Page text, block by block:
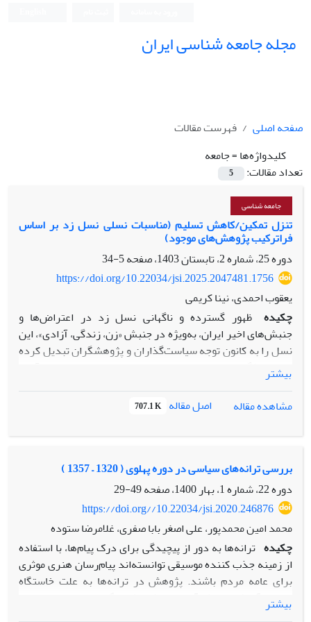
مجله جامعه شناسی ایران
صفحه اصلی
فهرست مقالات
کلیدواژه‌ها =جامعه
تعداد مقالات:
5
جامعه شناسی
تنزل تمکین/کاهش تسلیم (مناسبات نسلی نسل زد بر اساس
فراترکیب پژوهش‌های موجود)
دوره 25، شماره 2، تابستان 1403، صفحه
5-34
https://doi.org/10.22034/jsi.2025.2047481.1756
یعقوب احمدی، نینا کریمی
چکیده ظهور گسترده و ناگهانی نسل زد در اعتراض‌ها و
جنبش‌های اخیر ایران، به‌ویژه در جنبش «زن، زندگی، آزادی»، این
نسل را به کانون توجه سیاست‌گذاران و پژوهشگران تبدیل کرده
است. ویژگی‌ها و خصوصیات نسل زد و تفاوت‌ها و تمایزهای آن با
سایر نسل‌ها در ایران به یکی از پرسش‌های مهم برای
پژوهشگران، اندیشمندان و حتی سیاست‌مداران بدل شده است.
این مطالعه با بهره‌گیری از روش فراترکیب، به بررسی، تحلیل و
تلفیق یافته‌های مقاله‌های علمی تهیه و منتشرشده معتبر در حوزه
روشن و متقن از تمایزات و تشابهات نسل زد در ارزش‌ها و
نگرش‌های مختلف ارائه دهد. یافته­های این مطالعه مبتنی بر
دسته‌بندی و استخراج کدها و مفاهیم، در چهار حوزه خانواده،
دین، محیط کار و سیاست خصوصیت‌های متمایزی را در نسل زد
نشان داد که مقوله محوری مطالعه بر پایه آن بنیاد نهاده شده
است: تنزل تمکین/کاهش تسلیم؛ به معنای کاهش احترام به
اقتدار در هر چهار حوزه خانواده، دین، سیاست و محیط کاری و
شغلی است.
در حوزه خانواده کاهش احترام به اقتدار در نقد پدرسالاری و
استقلال هویتی خود را نشان داده است. در سیاست و محیط کار
بیشتر
مشاهده مقاله
اصل مقاله 707.1 K
بررسی ترانه‌های سیاسی در دوره پهلوی ( 1320 – 1357 )
دوره 22، شماره 1، بهار 1400، صفحه
49-29
https://doi.org//10.22034/jsi.2020.246876
محمد امین محمدپور، علی اصغر بابا صفری، غلامرضا ستوده
چکیده ترانه‌ها به دور از پیچیدگی برای درک پیام‌ها، با استفاده
از زمینه جذب کننده موسیقی توانسته‌اند پیام‌‌رسان هنری موثری
برای عامه مردم باشند. پژوهش در ترانه‌ها به علت خاستگاه
مردمی آن شیوه‌ای کارآمد برای فهم فرهنگ جامعه است، در این
جستار به روش تحلیل محتوا، مقوله‌های سیاسی در ترانه‌های دوره
بیشتر